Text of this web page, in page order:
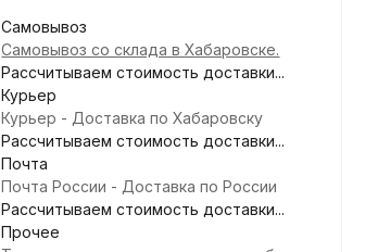
Самовывоз
Самовывоз со склада в Хабаровске.
Рассчитываем стоимость доставки...
Курьер
Курьер - Доставка по Хабаровску
Рассчитываем стоимость доставки...
Почта
Почта России - Доставка по России
Рассчитываем стоимость доставки...
Прочее